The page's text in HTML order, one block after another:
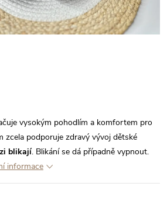
vysokým pohodlím a komfortem pro
zcela podporuje zdravý vývoj dětské
blikají. Blikání se dá případně vypnout.
informace